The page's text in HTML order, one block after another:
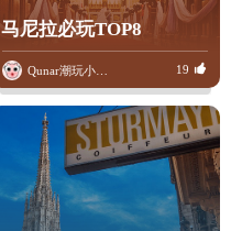
马尼拉必玩TOP8
19